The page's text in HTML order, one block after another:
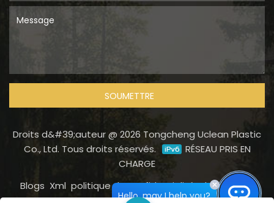
SOUMETTRE
Droits d&#39;auteur @ 2026 Tongcheng Uclean Plastic
Co., Ltd. Tous droits réservés.
RÉSEAU PRIS EN
CHARGE
Blogs Xml politique de confidentialité Plan du site
Hello, may I help you?